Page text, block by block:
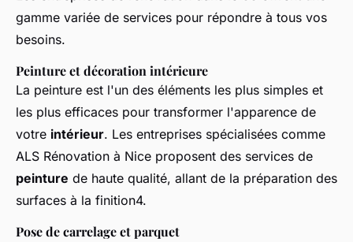
gamme variée de services pour répondre à tous vos
besoins.
Peinture et décoration intérieure
La peinture est l'un des éléments les plus simples et
les plus efficaces pour transformer l'apparence de
votre intérieur. Les entreprises spécialisées comme
ALS Rénovation à Nice proposent des services de
peinture de haute qualité, allant de la préparation des
surfaces à la finition4.
Pose de carrelage et parquet